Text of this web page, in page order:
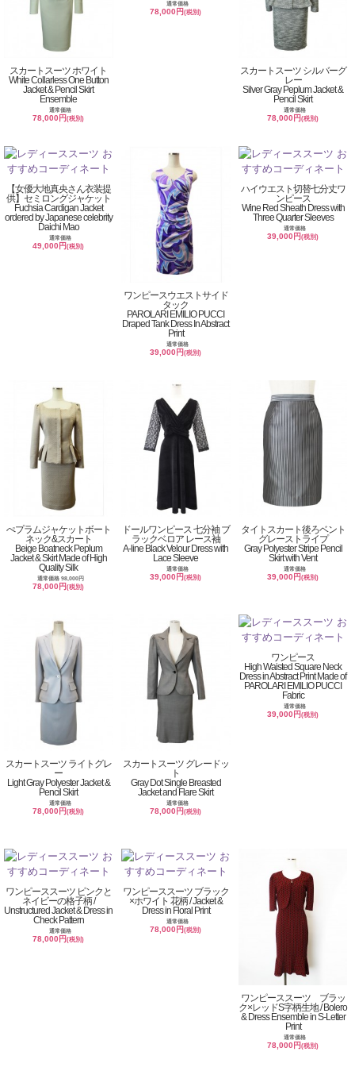
スカートスーツ ホワイト
White Collarless One Button
Jacket & Pencil Skirt
Ensemble
通常価格
78,000円(税別)
通常価格
78,000円(税別)
スカートスーツ シルバーグ
レー
Silver Gray Peplum Jacket &
Pencil Skirt
通常価格
78,000円(税別)
【女優大地真央さん衣装提
供】セミロングジャケット
Fuchsia Cardigan Jacket
ordered by Japanese celebrity
Daichi Mao
通常価格
49,000円(税別)
ワンピースウエストサイド
タック
PAROLARI EMILIO PUCCI
Draped Tank Dress In Abstract
Print
通常価格
39,000円(税別)
ハイウエスト切替七分丈ワ
ンピース
Wine Red Sheath Dress with
Three Quarter Sleeves
通常価格
39,000円(税別)
ぺプラムジャケットボート
ネック&スカート
Beige Boatneck Peplum
Jacket & Skirt Made of High
Quality Silk
通常価格 98,000円
78,000円(税別)
ドールワンピース 七分袖 ブ
ラックベロア レース袖
A-line Black Velour Dress with
Lace Sleeve
通常価格
39,000円(税別)
タイトスカート後ろベント
グレーストライプ
Gray Polyester Stripe Pencil
Skirt with Vent
通常価格
39,000円(税別)
スカートスーツ ライトグレ
ー
Light Gray Polyester Jacket &
Pencil Skirt
通常価格
78,000円(税別)
スカートスーツ グレードッ
ト
Gray Dot Single Breasted
Jacket and Flare Skirt
通常価格
78,000円(税別)
ワンピース
High Waisted Square Neck
Dress in Abstract Print Made of
PAROLARI EMILIO PUCCI
Fabric
通常価格
39,000円(税別)
ワンピーススーツ ピンクと
ネイビーの格子柄 /
Unstructured Jacket & Dress in
Check Pattern
通常価格
78,000円(税別)
ワンピーススーツ ブラック
×ホワイト 花柄 / Jacket &
Dress in Floral Print
通常価格
78,000円(税別)
ワンピーススーツ ブラッ
ク×レッドS字柄生地 / Bolero
& Dress Ensemble in S-Letter
Print
通常価格
78,000円(税別)